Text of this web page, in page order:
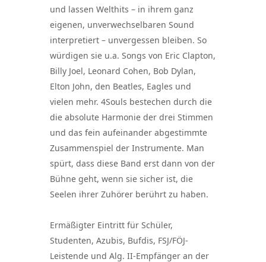
und lassen Welthits – in ihrem ganz
eigenen, unverwechselbaren Sound
interpretiert – unvergessen bleiben. So
würdigen sie u.a. Songs von Eric Clapton,
Billy Joel, Leonard Cohen, Bob Dylan,
Elton John, den Beatles, Eagles und
vielen mehr. 4Souls bestechen durch die
die absolute Harmonie der drei Stimmen
und das fein aufeinander abgestimmte
Zusammenspiel der Instrumente. Man
spürt, dass diese Band erst dann von der
Bühne geht, wenn sie sicher ist, die
Seelen ihrer Zuhörer berührt zu haben.
Ermäßigter Eintritt für Schüler,
Studenten, Azubis, Bufdis, FSJ/FÖJ-
Leistende und Alg. II-Empfänger an der